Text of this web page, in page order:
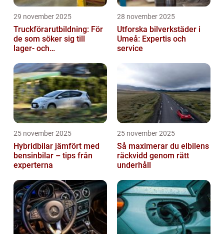
29 november 2025
Truckförarutbildning: För
de som söker sig till
lager- och
28 november 2025
Utforska bilverkstäder i
Umeå: Expertis och
service
25 november 2025
Hybridbilar jämfört med
bensinbilar – tips från
experterna
25 november 2025
Så maximerar du elbilens
räckvidd genom rätt
underhåll